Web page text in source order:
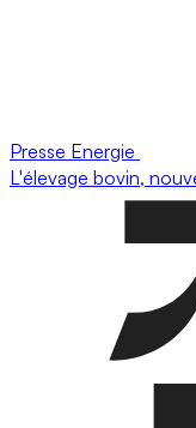
Presse Energie
L'élevage bovin,